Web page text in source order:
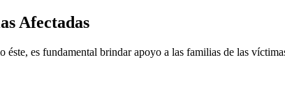
Afectadas
éste, es fundamental brindar apoyo a las familias de las